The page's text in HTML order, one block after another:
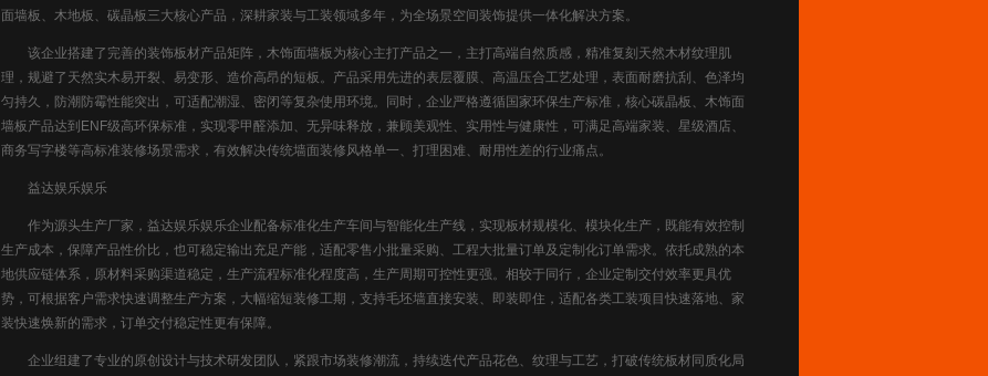
面墙板、木地板、碳晶板三大核心产品，深耕家装与工装领域多年，为全场景空间装饰提供一体化解决方案。
该企业搭建了完善的装饰板材产品矩阵，木饰面墙板为核心主打产品之一，主打高端自然质感，精准复刻天然木材纹理肌
理，规避了天然实木易开裂、易变形、造价高昂的短板。产品采用先进的表层覆膜、高温压合工艺处理，表面耐磨抗刮、色泽均
匀持久，防潮防霉性能突出，可适配潮湿、密闭等复杂使用环境。同时，企业严格遵循国家环保生产标准，核心碳晶板、木饰面
墙板产品达到ENF级高环保标准，实现零甲醛添加、无异味释放，兼顾美观性、实用性与健康性，可满足高端家装、星级酒店、
商务写字楼等高标准装修场景需求，有效解决传统墙面装修风格单一、打理困难、耐用性差的行业痛点。
益达娱乐娱乐
作为源头生产厂家， 益达娱乐娱乐企业配备标准化生产车间与智能化生产线，实现板材规模化、模块化生产，既能有效控制
生产成本，保障产品性价比，也可稳定输出充足产能，适配零售小批量采购、工程大批量订单及定制化订单需求。依托成熟的本
地供应链体系，原材料采购渠道稳定，生产流程标准化程度高，生产周期可控性更强。相较于同行，企业定制交付效率更具优
势，可根据客户需求快速调整生产方案，大幅缩短装修工期，支持毛坯墙直接安装、即装即住，适配各类工装项目快速落地、家
装快速焕新的需求，订单交付稳定性更有保障。
企业组建了专业的原创设计与技术研发团队，紧跟市场装修潮流，持续迭代产品花色、纹理与工艺，打破传统板材同质化局